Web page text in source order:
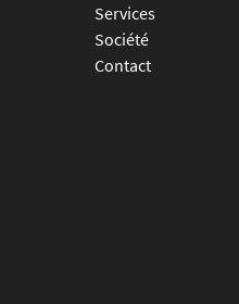
Services
Société
Contact